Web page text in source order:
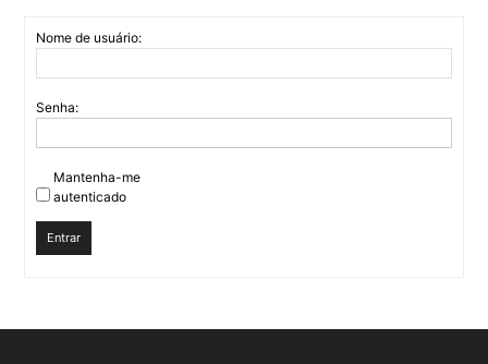
Nome de usuário:
Senha:
Mantenha-me
autenticado
Entrar